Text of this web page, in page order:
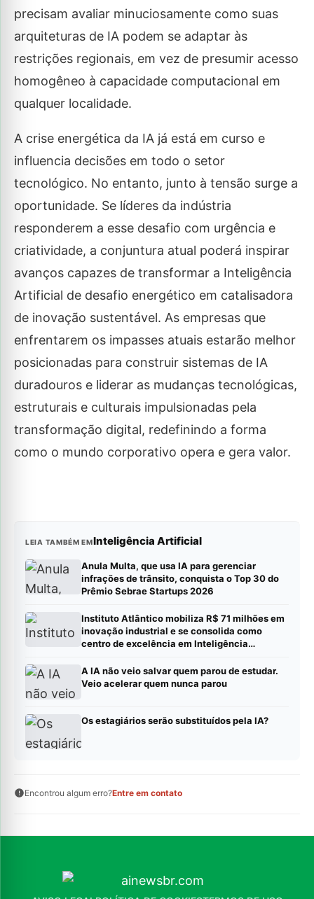
precisam avaliar minuciosamente como suas
arquiteturas de IA podem se adaptar às
restrições regionais, em vez de presumir acesso
homogêneo à capacidade computacional em
qualquer localidade.
A crise energética da IA já está em curso e
influencia decisões em todo o setor
tecnológico. No entanto, junto à tensão surge a
oportunidade. Se líderes da indústria
responderem a esse desafio com urgência e
criatividade, a conjuntura atual poderá inspirar
avanços capazes de transformar a Inteligência
Artificial de desafio energético em catalisadora
de inovação sustentável. As empresas que
enfrentarem os impasses atuais estarão melhor
posicionadas para construir sistemas de IA
duradouros e liderar as mudanças tecnológicas,
estruturais e culturais impulsionadas pela
transformação digital, redefinindo a forma
como o mundo corporativo opera e gera valor.
LEIA TAMBÉM EMInteligência Artificial
Anula Multa, que usa IA para gerenciar
infrações de trânsito, conquista o Top 30 do
Prêmio Sebrae Startups 2026
Instituto Atlântico mobiliza R$ 71 milhões em
inovação industrial e se consolida como
centro de excelência em Inteligência
A IA não veio salvar quem parou de estudar.
Veio acelerar quem nunca parou
Os estagiários serão substituídos pela IA?
Encontrou algum erro?Entre em contato